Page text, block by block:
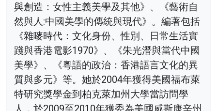
與創造：女性主義美學及其他》、《藝術自
然與人:中國美學的傳統與現代》。編著包括
《雜嘜時代：文化身份、性別、日常生活實
踐與香港電影1970》、《朱光潛與當代中國
美學》、《粵語的政治：香港語言文化的異
質與多元》等。她於2004年獲得美國福布萊
特研究獎學金到柏克萊加州大學當訪問學
人，於2009至2010年獲委為美國威斯康辛州